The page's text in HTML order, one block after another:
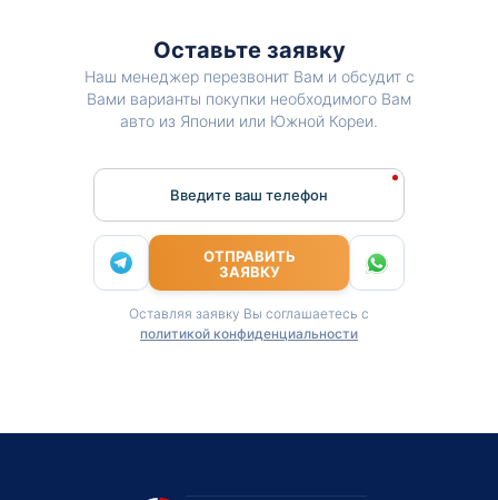
Оставьте заявку
Наш менеджер перезвонит Вам и обсудит с
Вами варианты покупки необходимого Вам
авто из Японии или Южной Кореи.
Введите ваш телефон
ОТПРАВИТЬ
ЗАЯВКУ
Оставляя заявку Вы соглашаетесь с
политикой конфиденциальности